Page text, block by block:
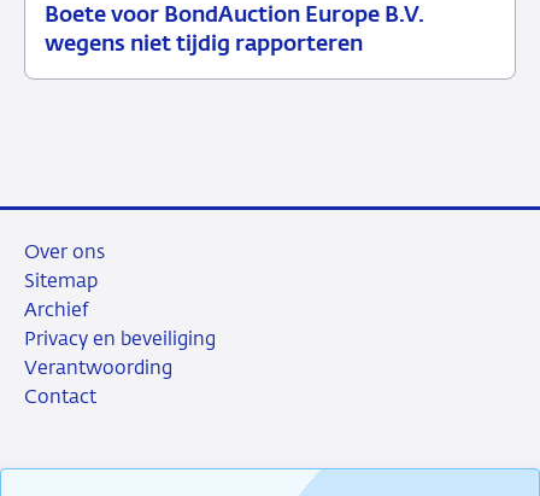
Boete voor BondAuction Europe B.V.
wegens niet tijdig rapporteren
21
Handhavingsmaatregelen
Over ons
Sitemap
Archief
Privacy en beveiliging
Verantwoording
Contact